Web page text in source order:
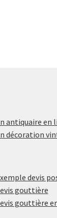
antiquaire en
décoration
devis
gouttière
gouttière